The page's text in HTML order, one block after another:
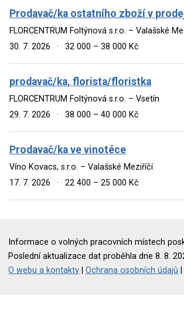
Prodavač/ka ostatního zboží v
FLORCENTRUM Foltýnová s.r.o. – Valašské
30. 7. 2026
· 32 000 – 38 000 Kč
prodavač/ka, florista/floristka
FLORCENTRUM Foltýnová s.r.o. – Vsetín
29. 7. 2026
· 38 000 – 40 000 Kč
Prodavač/ka ve vinotéce
Víno Kovacs, s.r.o. – Valašské Meziříčí
17. 7. 2026
· 22 400 – 25 000 Kč
Informace o volných pracovních místech
Poslední aktualizace dat proběhla dne 8. 8.
O webu a kontakty |Ochrana osobních údajů